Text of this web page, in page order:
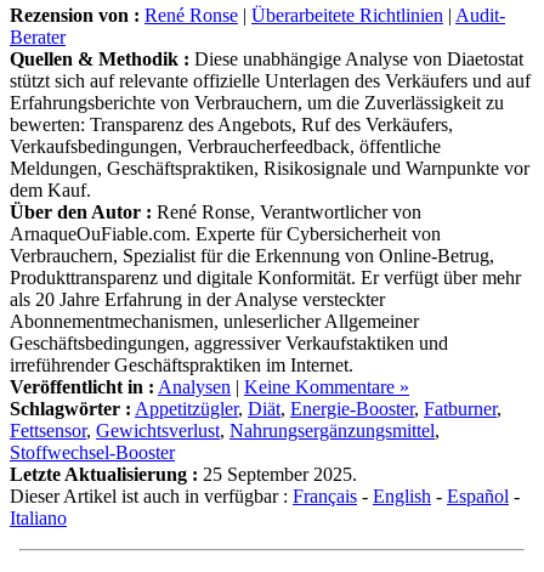
Rezension von : René Ronse | Überarbeitete Richtlinien | Audit-
Berater
Quellen & Methodik : Diese unabhängige Analyse von Diaetostat
stützt sich auf relevante offizielle Unterlagen des Verkäufers und auf
Erfahrungsberichte von Verbrauchern, um die Zuverlässigkeit zu
bewerten: Transparenz des Angebots, Ruf des Verkäufers,
Verkaufsbedingungen, Verbraucherfeedback, öffentliche
Meldungen, Geschäftspraktiken, Risikosignale und Warnpunkte vor
dem Kauf.
Über den Autor : René Ronse, Verantwortlicher von
ArnaqueOuFiable.com. Experte für Cybersicherheit von
Verbrauchern, Spezialist für die Erkennung von Online-Betrug,
Produkttransparenz und digitale Konformität. Er verfügt über mehr
als 20 Jahre Erfahrung in der Analyse versteckter
Abonnementmechanismen, unleserlicher Allgemeiner
Geschäftsbedingungen, aggressiver Verkaufstaktiken und
irreführender Geschäftspraktiken im Internet.
Veröffentlicht in : Analysen | Keine Kommentare »
Schlagwörter : Appetitzügler, Diät, Energie-Booster, Fatburner,
Fettsensor, Gewichtsverlust, Nahrungsergänzungsmittel,
Stoffwechsel-Booster
Letzte Aktualisierung : 25 September 2025.
Dieser Artikel ist auch in verfügbar : Français - English - Español -
Italiano